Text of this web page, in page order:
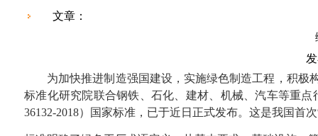
文章：
为加快推进制造强国建设，实施绿色制造工程，积极
标准化研究院联合钢铁、石化、建材、机械、汽车等重
36132-2018）国家标准，已于近日正式发布。这是我国首